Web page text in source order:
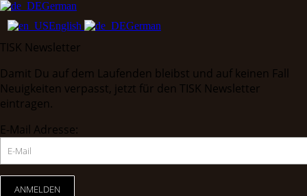
German
English
German
TISK Newsletter
Damit Du auf dem Laufenden bleibst und auf keinen Fall
Neuigkeiten verpasst, jetzt für den TISK Newsletter
eintragen.
E-Mail Adresse: